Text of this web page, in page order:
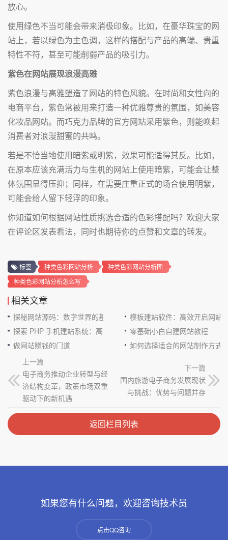
放心。
使用绿色不当可能会带来消极印象。比如，在豪华珠宝的网
站上，若以绿色为主色调，这样的搭配与产品的高端、贵重
特性不符，甚至可能削弱产品的吸引力。
紫色在网站展现浪漫高雅
紫色浪漫与高雅塑造了网站的特色风貌。在时尚和女性向的
电商平台，紫色常被用来打造一种优雅尊贵的氛围，如美容
化妆品网站。而巧克力品牌的官方网站采用紫色，则能唤起
消费者对浪漫甜蜜的共鸣。
若是不恰当地使用暗紫或明紫，效果可能适得其反。比如，
在原本应该充满活力与生机的网站上使用暗紫，可能会让整
体氛围显得压抑；同样，在需要庄重正式的场合使用明紫，
可能会给人留下轻浮的印象。
你知道如何根据网站性质挑选合适的色彩搭配吗？欢迎大家
在评论区发表看法，同时也期待你的点赞和文章的转发。
标签 种类色彩网站分析
种类色彩网站分析图
种类色彩网站分析怎么写
相关文章
探秘网站源码：数字世界的基石
模板建站软件：高效开启网站
探索 PHP 手机建站系统：高效与便捷的完美结合零基础小白自建网站教程
做网站赚钱的门道
如何选择适合的网站制作方式
上一篇
电子商务推动企业转型与经
济结构变革，政策市场双重
驱动下的新机遇
下一篇
国内旅游电子商务发展现状
与挑战：优势与问题并存
返回栏目列表
如果您有什么问题，欢迎咨询技术员
点击QQ咨询